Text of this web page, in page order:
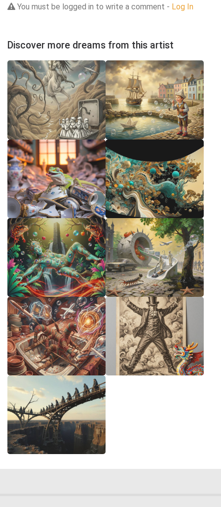
You must be logged in to write a comment - Log In
Discover more dreams from this artist